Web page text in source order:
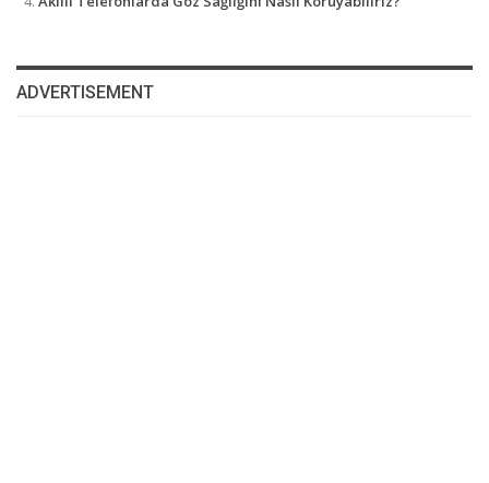
ADVERTISEMENT